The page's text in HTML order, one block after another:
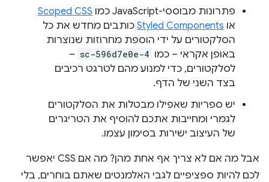
פתרונות מבוססי-JavaScript כמו
Scoped CSS
או Styled Components כותבים מחדש את כל
הסלקטורים על ידי הוספת מחרוזות שנוצרות
באופן אקראי – כמו sc-596d7e0e-4
–
לסלקטורים, כדי למנוע מהם לטרגט רכיבים
בצד השני של הדף.
יש ספריות שאפילו מבטלות את הסלקטורים
לגמרי ומחייבות אתכם להוסיף את הטריגרים
של העיצוב ישירות בסימון עצמו.
אבל מה אם לא צריך אף אחת מהן? מה אם CSS יאפשר
לכם להיות ספציפיים לגבי האלמנטים שאתם בוחרים, בלי